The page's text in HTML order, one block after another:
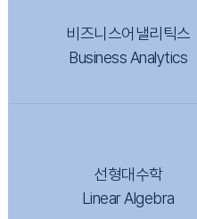
비즈니스어낼리틱스
Business Analytics
선형대수학
Linear Algebra